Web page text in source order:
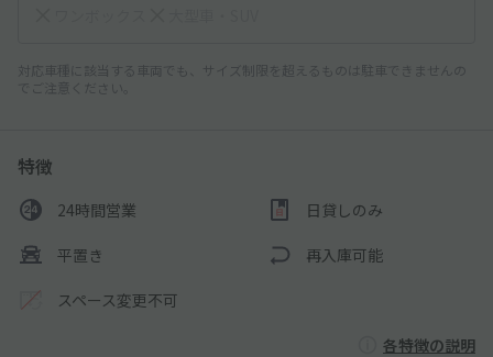
対応車種に該当する車両でも、サイズ制限を超えるものは駐車できませんの
でご注意ください。
特徴
24時間営業 日貸しのみ
平置き 再入庫可能
スペース変更不可
各特徴の説明